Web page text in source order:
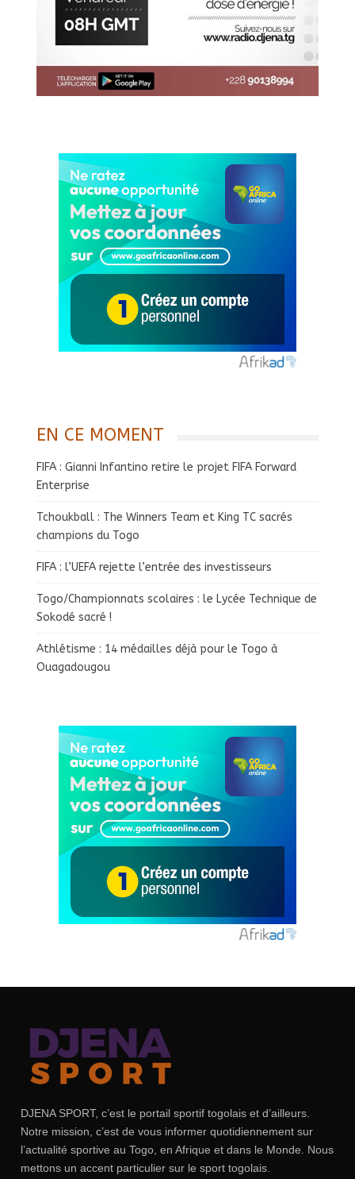
EN CE MOMENT
FIFA : Gianni Infantino retire le projet FIFA Forward
Enterprise
Tchoukball : The Winners Team et King TC sacrés
champions du Togo
FIFA : l’UEFA rejette l’entrée des investisseurs
Togo/Championnats scolaires : le Lycée Technique de
Sokodé sacré !
Athlétisme : 14 médailles déjà pour le Togo à
Ouagadougou
DJENA SPORT, c’est le portail sportif togolais et d’ailleurs.
Notre mission, c’est de vous informer quotidiennement sur
l’actualité sportive au Togo, en Afrique et dans le Monde. Nous
mettons un accent particulier sur le sport togolais.